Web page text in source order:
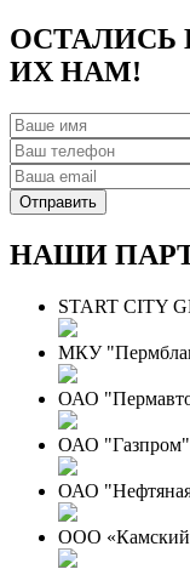
ОСТАЛИСЬ
ИХ НАМ!
НАШИ
START CITY
МКУ
ОАО
ОАО "Газпром"
ОАО
ООО «Камский